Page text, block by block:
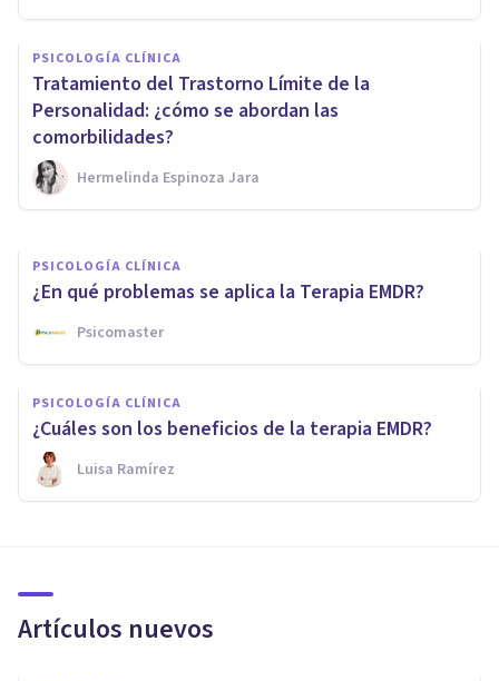
PSICOLOGÍA CLÍNICA
Tratamiento del Trastorno Límite de la
Personalidad: ¿cómo se abordan las
comorbilidades?
Hermelinda Espinoza Jara
PSICOLOGÍA CLÍNICA
¿Es para mí la terapia EMDR?
Psicoalmería
PSICOLOGÍA CLÍNICA
¿En qué problemas se aplica la Terapia EMDR?
Psicomaster
PSICOLOGÍA CLÍNICA
¿Cuáles son los beneficios de la terapia EMDR?
Luisa Ramírez
Artículos nuevos